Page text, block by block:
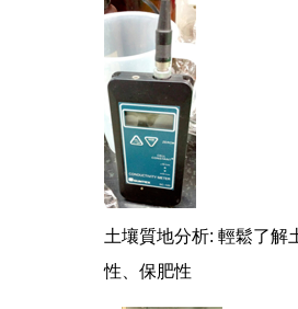
土壤質地分析: 輕鬆了解
性、保肥性